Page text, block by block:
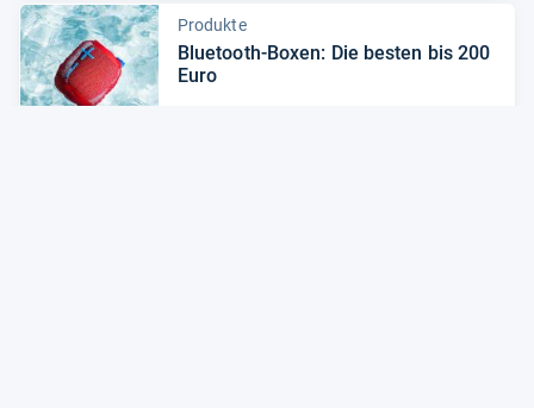
Produkte
Blue­tooth-​Boxen: Die bes­ten bis 200
Euro